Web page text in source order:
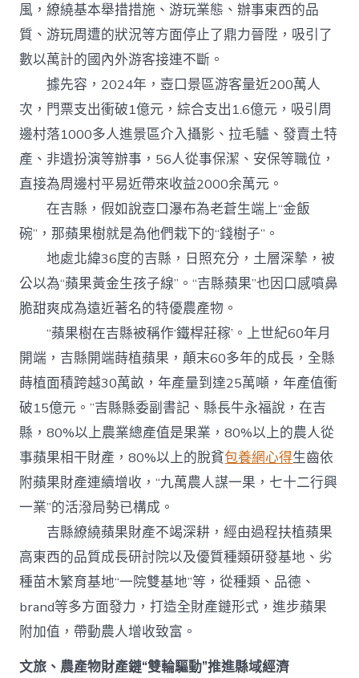
風，繚繞基本舉措措施、游玩業態、辦事東西的品
質、游玩周遭的狀況等方面停止了鼎力晉陞，吸引了
數以萬計的國內外游客接連不斷。
據先容，2024年，壺口景區游客量近200萬人
次，門票支出衝破1億元，綜合支出1.6億元，吸引周
邊村落1000多人進景區介入攝影、拉毛驢、發賣土特
產、非遺扮演等辦事，56人從事保潔、安保等職位，
直接為周邊村平易近帶來收益2000余萬元。
在吉縣，假如說壺口瀑布為老蒼生端上“金飯
碗”，那蘋果樹就是為他們栽下的“錢樹子”。
地處北緯36度的吉縣，日照充分，土層深摯，被
公以為“蘋果黃金生孩子線”。“吉縣蘋果”也因口感噴鼻
脆甜爽成為遠近著名的特優農產物。
“蘋果樹在吉縣被稱作‘鐵桿莊稼’。上世紀60年月
開端，吉縣開端蒔植蘋果，顛末60多年的成長，全縣
蒔植面積跨越30萬畝，年產量到達25萬噸，年產值衝
破15億元。”吉縣縣委副書記、縣長牛永福說，在吉
縣，80%以上農業總產值是果業，80%以上的農人從
事蘋果相干財產，80%以上的脫貧包養網心得生齒依
附蘋果財產連續增收，“九萬農人謀一果，七十二行興
一業”的活潑局勢已構成。
吉縣繚繞蘋果財產不竭深耕，經由過程扶植蘋果
高東西的品質成長研討院以及優質種類研發基地、劣
種苗木繁育基地“一院雙基地”等，從種類、品德、
brand等多方面發力，打造全財產鏈形式，進步蘋果
附加值，帶動農人增收致富。
文旅、農產物財產鏈“雙輪驅動”推進縣域經濟